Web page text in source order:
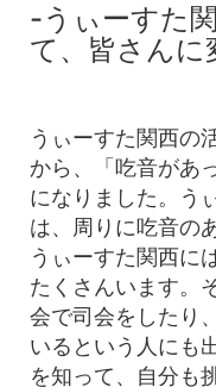
-うぃーすた
て、皆さんに
うぃーすた関西の
から、「吃音があ
になりました。う
は、周りに吃音の
うぃーすた関西に
たくさんいます。
会で司会をしたり
いるという人にも
を知って、自分も